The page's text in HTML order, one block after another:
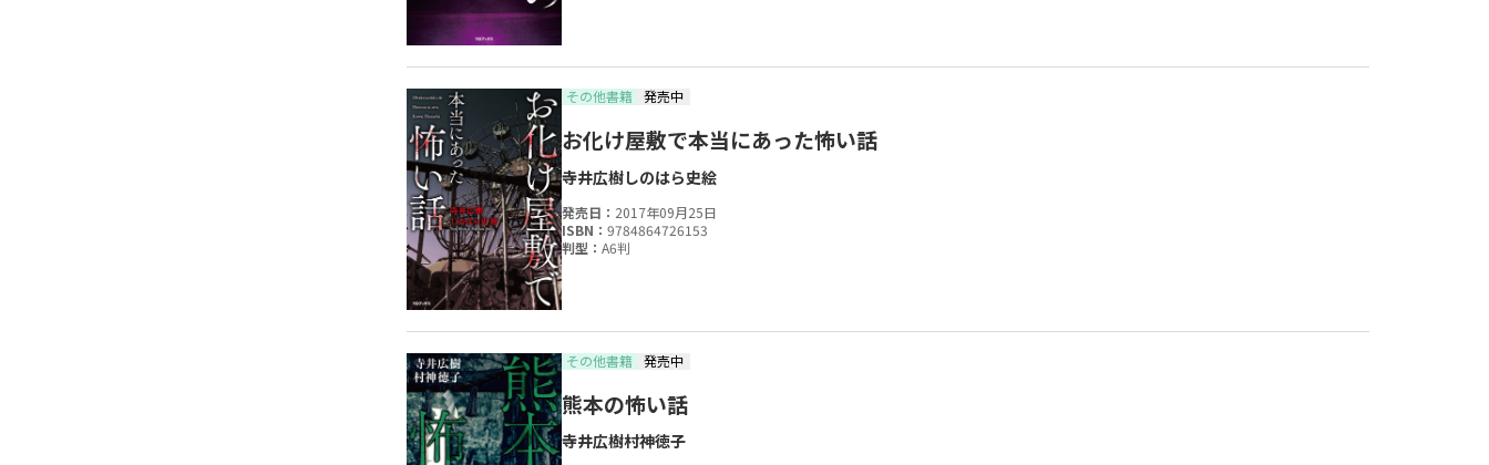
その他書籍 発売中
お化け屋敷で本当にあった怖い話
寺井広樹しのはら史絵
発売日： 2017年09月25日
ISBN： 9784864726153
判型： A6判
その他書籍 発売中
熊本の怖い話
寺井広樹村神徳子